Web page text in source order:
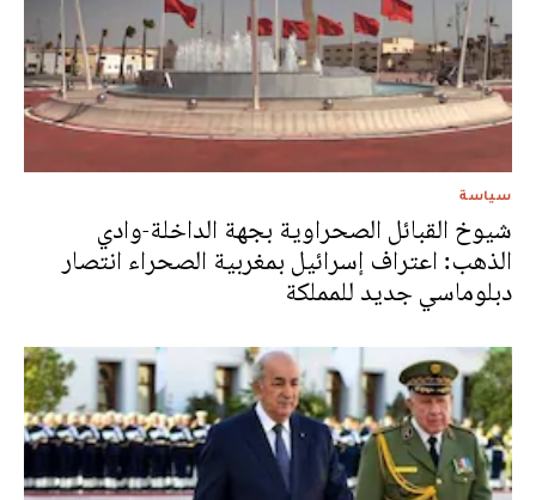
سياسة
شيوخ القبائل الصحراوية بجهة الداخلة-وادي
الذهب: اعتراف إسرائيل بمغربية الصحراء انتصار
دبلوماسي جديد للمملكة